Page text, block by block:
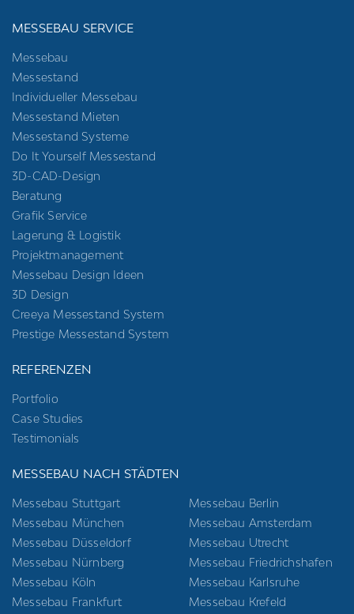
MESSEBAU SERVICE
Messebau
Messestand
Individueller Messebau
Messestand Mieten
Messestand Systeme
Do It Yourself Messestand
3D-CAD-Design
Beratung
Grafik Service
Lagerung & Logistik
Projektmanagement
Messebau Design Ideen
3D Design
Creeya Messestand System
Prestige Messestand System
REFERENZEN
Portfolio
Case Studies
Testimonials
MESSEBAU NACH STÄDTEN
Messebau Stuttgart
Messebau München
Messebau Düsseldorf
Messebau Nürnberg
Messebau Köln
Messebau Frankfurt
Messebau Berlin
Messebau Amsterdam
Messebau Utrecht
Messebau Friedrichshafen
Messebau Karlsruhe
Messebau Krefeld